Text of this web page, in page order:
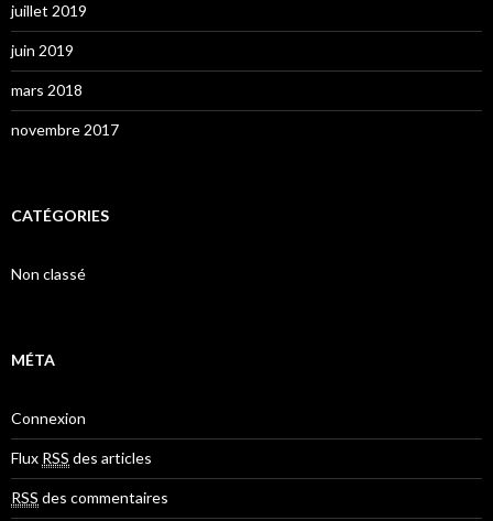
juillet 2019
juin 2019
mars 2018
novembre 2017
CATÉGORIES
Non classé
MÉTA
Connexion
Flux RSS des articles
RSS des commentaires